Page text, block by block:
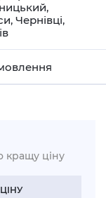
,
, Чернівці,
кращу ціну